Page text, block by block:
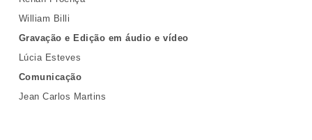
William Billi
Gravação e Edição em áudio e vídeo
Lúcia Esteves
Comunicação
Jean Carlos Martins